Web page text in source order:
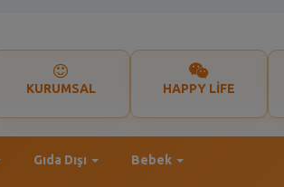
KURUMSAL HAPPY LİFE
Gıda Dışı Bebek